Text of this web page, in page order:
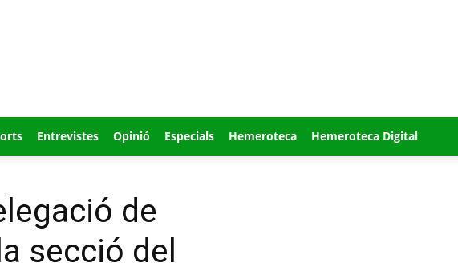
Entrevistes Opinió Especials Hemeroteca Hemeroteca Digital
de
secció del